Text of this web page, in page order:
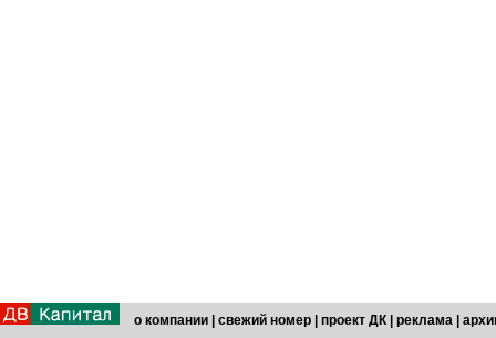
о компании свежий номер проект ДК реклама